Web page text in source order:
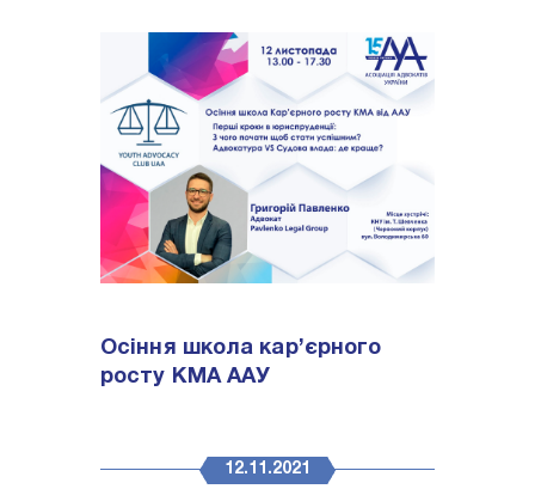
Осіння школа кар’єрного
росту КМА ААУ
12.11.2021